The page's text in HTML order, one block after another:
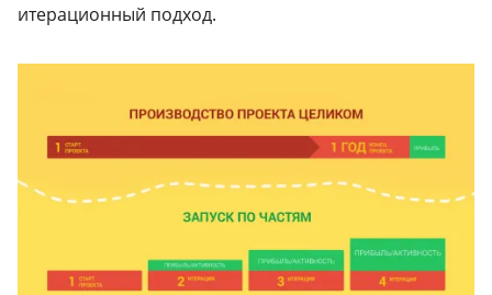
итерационный подход.